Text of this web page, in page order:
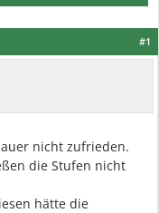
#1
nicht zufrieden.
die Stufen nicht
hätte die